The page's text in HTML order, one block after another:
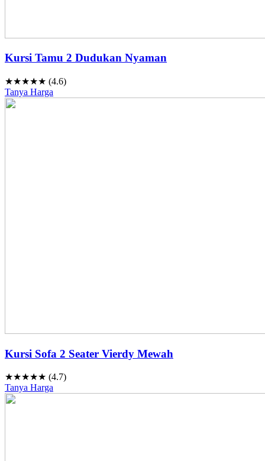
Kursi Tamu 2 Dudukan Nyaman
★★★★★ (4.6)
Tanya Harga
Kursi Sofa 2 Seater Vierdy Mewah
★★★★★ (4.7)
Tanya Harga